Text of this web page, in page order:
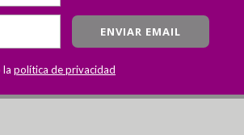
la política de privacidad